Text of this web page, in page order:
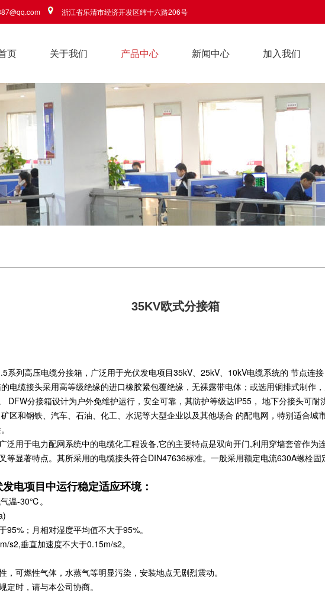
浙江省乐清市经济开发区纬十六路206号
页 关于我们 产品中心 新闻中心 加入我们
35KV欧式分接箱
列高压电缆分接箱，广泛用于光伏发电项目35kV、25kV、10kV电缆系统的 节点连
电缆接头采用高等级绝缘的进口橡胶紧包覆绝缘，无裸露带电体；或选用铜排式制作
DFW分接箱设计为户外免维护运行，安全可靠，其防护等级达IP55， 地下分接头可耐
区和钢铁、汽车、石油、化工、水泥等大型企业以及其他场合 的配电网，特别适合城
用于电力配网系统中的电缆化工程设备,它的主要特点是双向开门,利用穿墙套管作为
等显著特点。其所采用的电缆接头符合DIN47636标准。一般采用额定电流630A螺栓固
电项目中运行稳定适应环境：
温-30℃。
95%；月相对湿度平均值不大于95%。
s2,垂直加速度不大于0.15m/s2。
，可燃性气体，水蒸气等明显污染，安装地点无剧烈震动。
定时，请与本公司协商。